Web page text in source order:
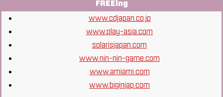
FREEing
www.cdjapan.co.jp
www.play-asia.com
solarisjapan.com
www.nin-nin-game.com
www.amiami.com
www.biginjap.com